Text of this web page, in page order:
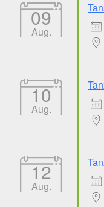
09
Aug.
10
Aug.
12
Aug.